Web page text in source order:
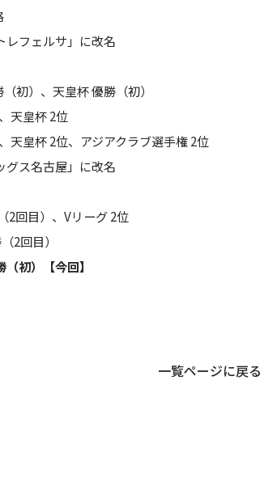
レフェルサ」に改名
初）、天皇杯 優勝（初）
天皇杯 2位
天皇杯 2位、アジアクラブ選手権 2位
グス名古屋」に改名
2回目）、Vリーグ 2位
2回目）
初）【今回】
一覧ページに戻る